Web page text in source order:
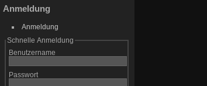
Anmeldung
Anmeldung
Schnelle Anmeldung
Benutzername
Passwort